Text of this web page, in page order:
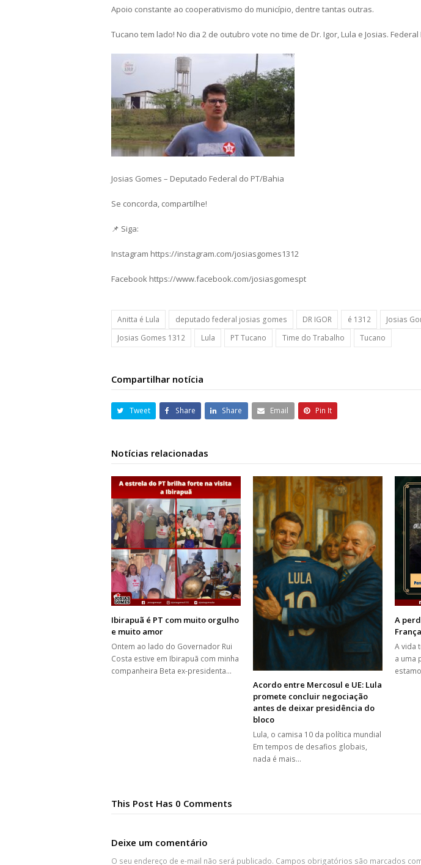
Apoio constante ao cooperativismo do município, dentre tantas outras.
Tucano tem lado! No dia 2 de outubro vote no time de Dr. Igor, Lula e Josias. Federal
Josias Gomes – Deputado Federal do PT/Bahia
Se concorda, compartilhe!
📌 Siga:
Instagram https://instagram.com/josiasgomes1312
Facebook https://www.facebook.com/josiasgomespt
Anitta é Lula deputado federal josias gomes DR IGOR é 1312
Josias
Josias Gomes 1312
Lula PT Tucano Time do Trabalho Tucano
Compartilhar notícia
Tweet Share Share Email Pin It
Notícias relacionadas
Ibirapuã é PT com muito orgulho
e muito amor
Ontem ao lado do Governador Rui
Costa estive em Ibirapuã com minha
companheira Beta ex-presidenta…
Acordo entre Mercosul e UE: Lula
promete concluir negociação
antes de deixar presidência do
bloco
Lula, o camisa 10 da política mundial
Em tempos de desafios globais,
nada é mais…
A
A vida
a uma
This Post Has 0 Comments
Deixe um comentário
O seu endereço de e-mail não será publicado. Campos obrigatórios são marcados